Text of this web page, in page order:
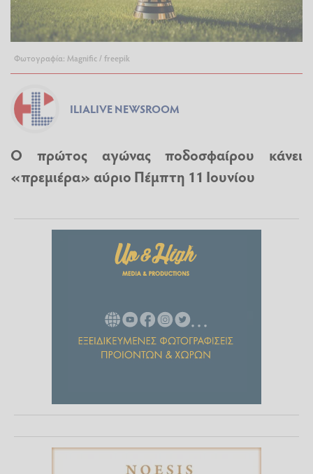
Φωτογραφία: Magnific / freepik
ILIALIVE NEWSROOM
O πρώτος αγώνας ποδοσφαίρου κάνει
«πρεμιέρα» αύριο Πέμπτη 11 Ιουνίου